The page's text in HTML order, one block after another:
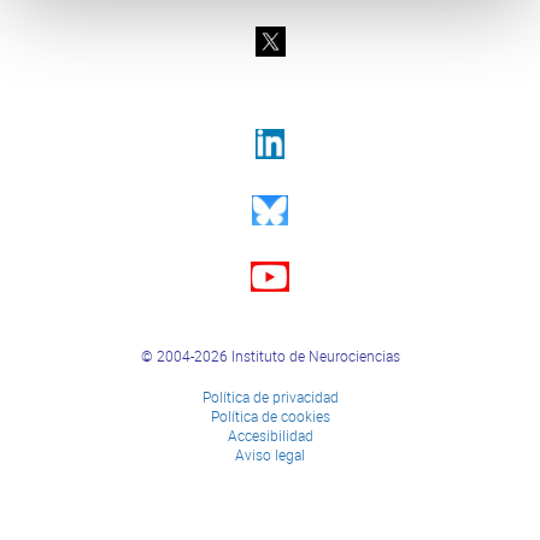
© 2004-2026 Instituto de Neurociencias
Política de privacidad
Política de cookies
Accesibilidad
Aviso legal